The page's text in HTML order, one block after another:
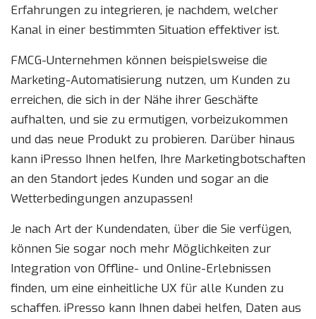
Erfahrungen zu integrieren, je nachdem, welcher
Kanal in einer bestimmten Situation effektiver ist.
FMCG-Unternehmen können beispielsweise die
Marketing-Automatisierung nutzen, um Kunden zu
erreichen, die sich in der Nähe ihrer Geschäfte
aufhalten, und sie zu ermutigen, vorbeizukommen
und das neue Produkt zu probieren. Darüber hinaus
kann iPresso Ihnen helfen, Ihre Marketingbotschaften
an den Standort jedes Kunden und sogar an die
Wetterbedingungen anzupassen!
Je nach Art der Kundendaten, über die Sie verfügen,
können Sie sogar noch mehr Möglichkeiten zur
Integration von Offline- und Online-Erlebnissen
finden, um eine einheitliche UX für alle Kunden zu
schaffen. iPresso kann Ihnen dabei helfen, Daten aus